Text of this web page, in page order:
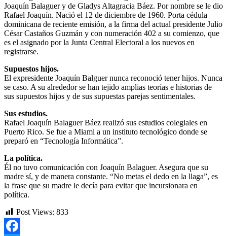
Joaquín Balaguer y de Gladys Altagracia Báez. Por nombre se le dio
Rafael Joaquín. Nació el 12 de diciembre de 1960. Porta cédula
dominicana de reciente emisión, a la firma del actual presidente Julio
César Castaños Guzmán y con numeración 402 a su comienzo, que
es el asignado por la Junta Central Electoral a los nuevos en
registrarse.
Supuestos hijos.
El expresidente Joaquín Balguer nunca reconoció tener hijos. Nunca
se caso. A su alrededor se han tejido amplias teorías e historias de
sus supuestos hijos y de sus supuestas parejas sentimentales.
Sus estudios.
Rafael Joaquín Balaguer Báez realizó sus estudios colegiales en
Puerto Rico. Se fue a Miami a un instituto tecnológico donde se
preparó en “Tecnología Informática”.
La política.
Él no tuvo comunicación con Joaquín Balaguer. Asegura que su
madre sí, y de manera constante. “No metas el dedo en la llaga”, es
la frase que su madre le decía para evitar que incursionara en
política.
Post Views: 833